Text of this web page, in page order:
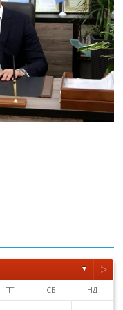
▼ >
ПТ СБ НД